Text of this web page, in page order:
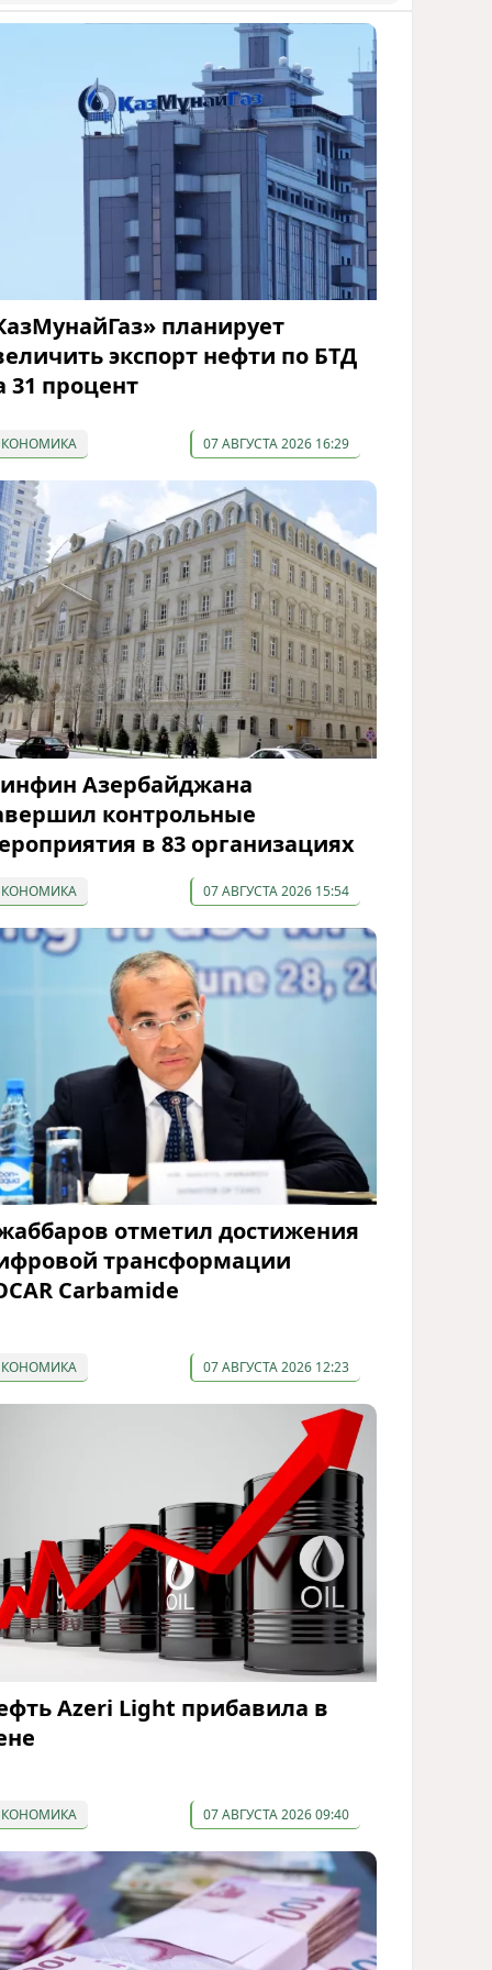
планирует
экспорт нефти по БТД
31 процент
07 АВГУСТА 2026 16:29
Азербайджана
контрольные
в 83 организациях
07 АВГУСТА 2026 15:54
отметил достижения
трансформации
Carbamide
07 АВГУСТА 2026 12:23
Azeri Light прибавила в
07 АВГУСТА 2026 09:40